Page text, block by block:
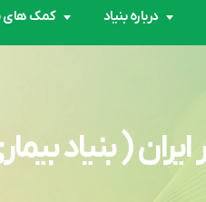
درباره بنیاد کمک های